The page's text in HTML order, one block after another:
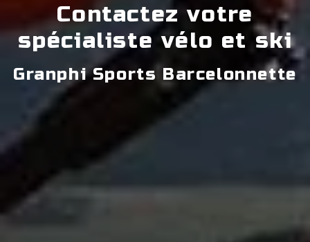
Contactez votre
spécialiste vélo et ski
Granphi Sports Barcelonnette